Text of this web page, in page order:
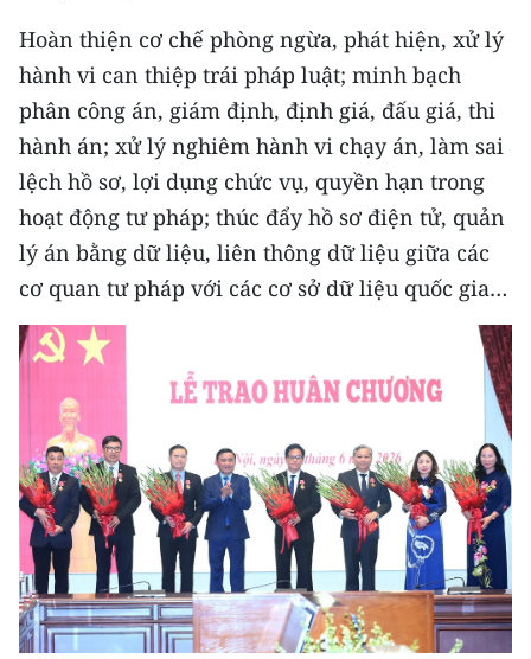
Hoàn thiện cơ chế phòng ngừa, phát hiện, xử lý
hành vi can thiệp trái pháp luật; minh bạch
phân công án, giám định, định giá, đấu giá, thi
hành án; xử lý nghiêm hành vi chạy án, làm sai
lệch hồ sơ, lợi dụng chức vụ, quyền hạn trong
hoạt động tư pháp; thúc đẩy hồ sơ điện tử, quản
lý án bằng dữ liệu, liên thông dữ liệu giữa các
cơ quan tư pháp với các cơ sở dữ liệu quốc gia…